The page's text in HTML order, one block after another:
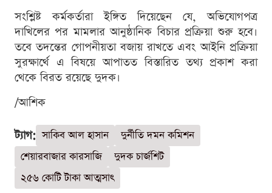
সংশ্লিষ্ট কর্মকর্তারা ইঙ্গিত দিয়েছেন যে, অভিযোগপত্র
দাখিলের পর মামলার আনুষ্ঠানিক বিচার প্রক্রিয়া শুরু হবে।
তবে তদন্তের গোপনীয়তা বজায় রাখতে এবং আইনি প্রক্রিয়া
সুরক্ষার্থে এ বিষয়ে আপাতত বিস্তারিত তথ্য প্রকাশ করা
থেকে বিরত রয়েছে দুদক।
/আশিক
ট্যাগ: সাকিব আল হাসান
দুর্নীতি দমন কমিশন
শেয়ারবাজার কারসাজি
দুদক চার্জশিট
২৫৬ কোটি টাকা আত্মসাৎ